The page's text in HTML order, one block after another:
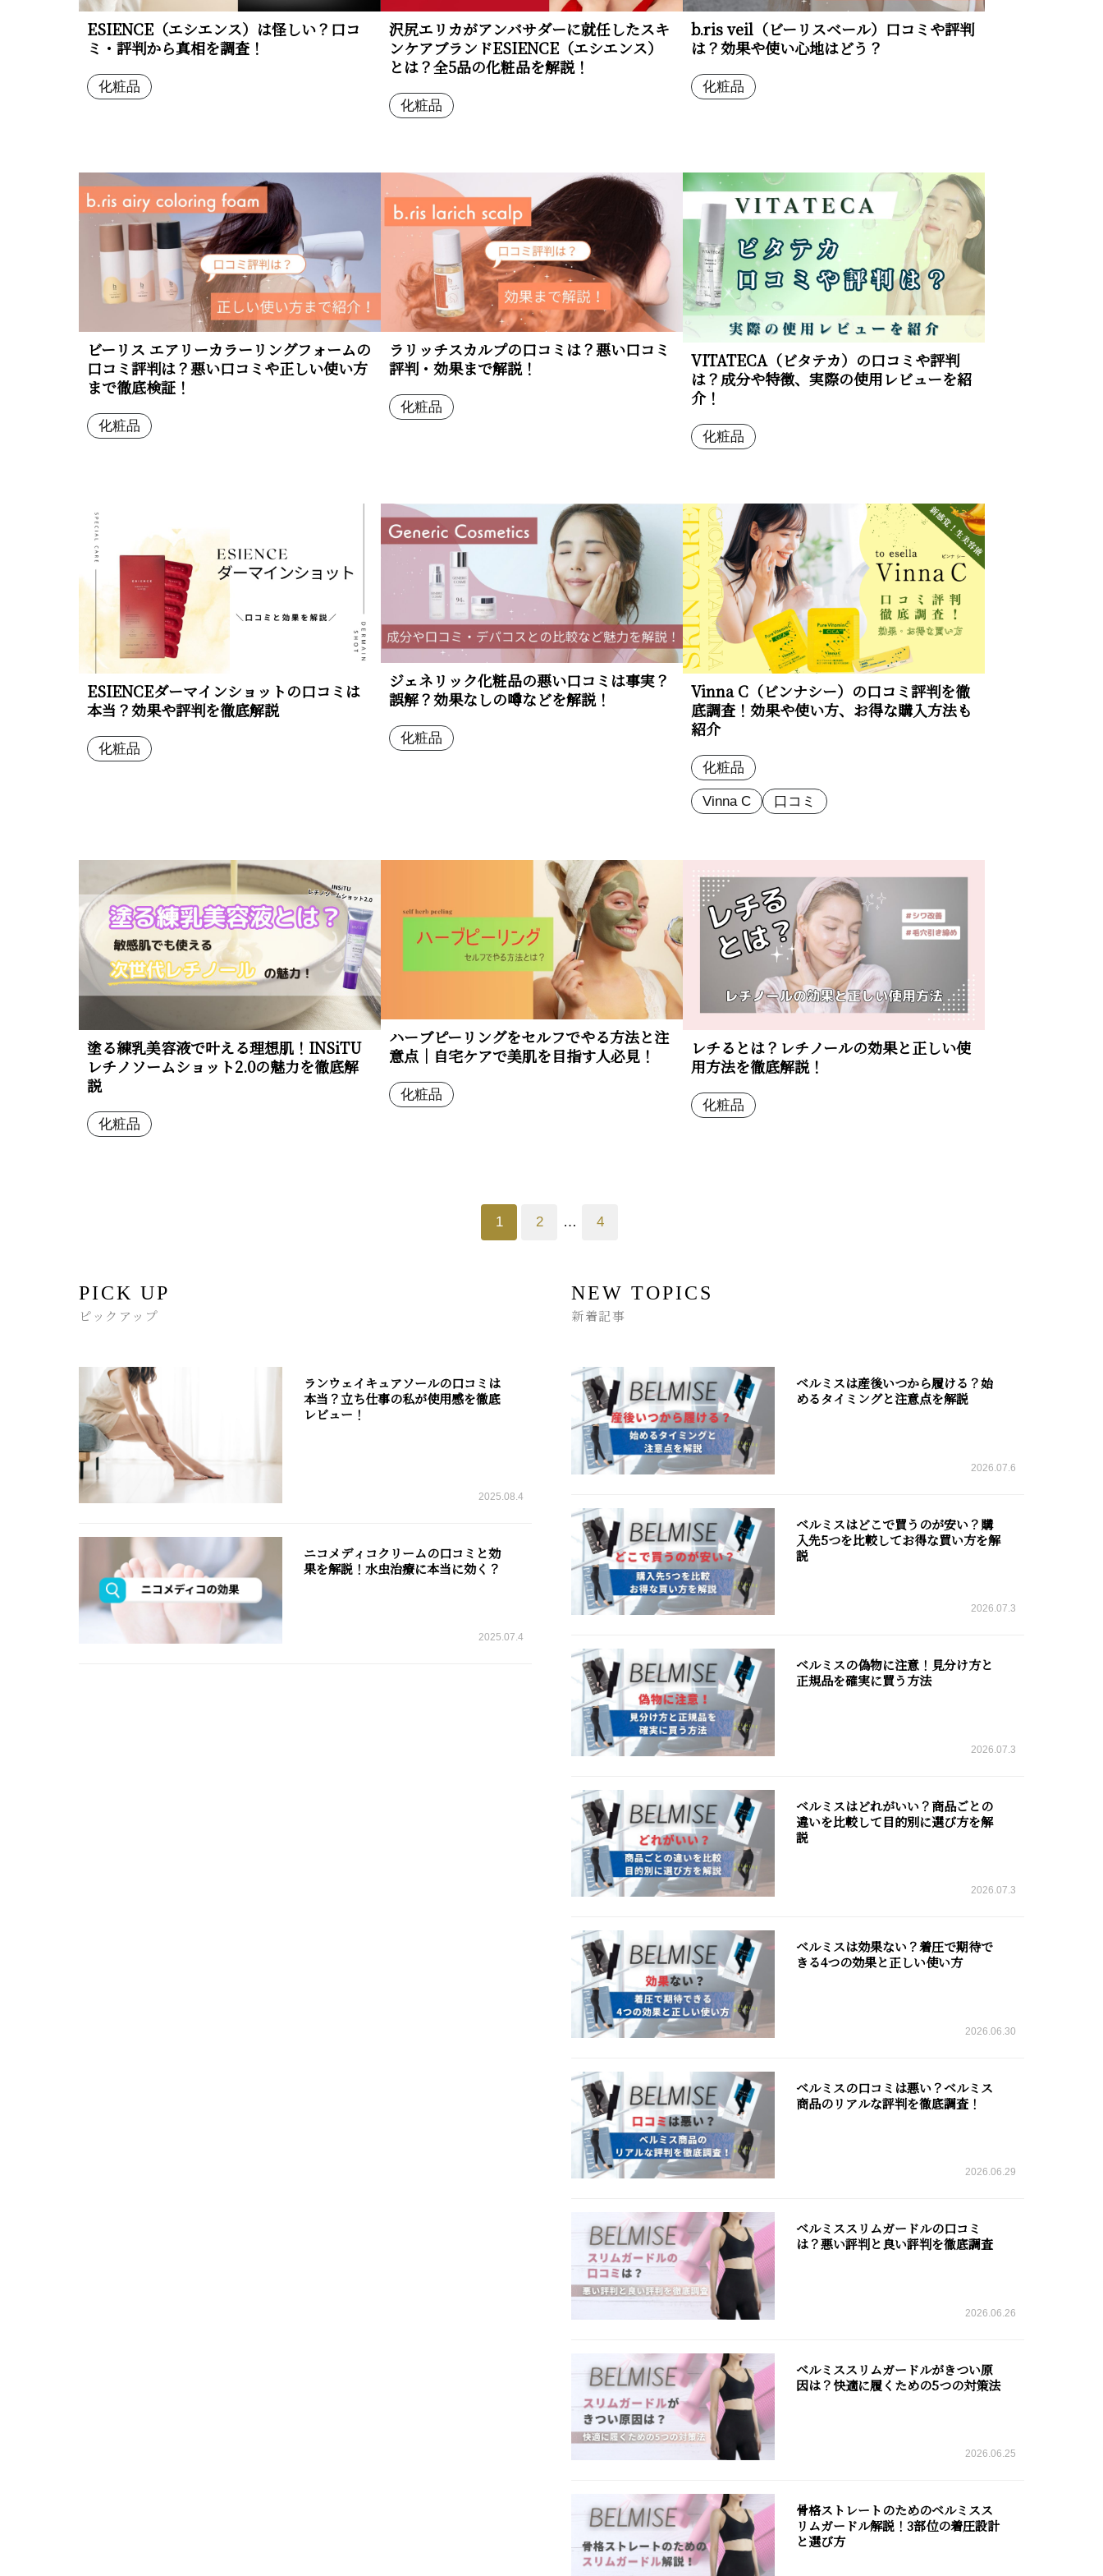
ESIENCE（エシエンス）は怪しい？口コ
ミ・評判から真相を調査！
化粧品
沢尻エリカがアンバサダーに就任したスキ
ンケアブランドESIENCE（エシエンス）
とは？全5品の化粧品を解説！
化粧品
b.ris veil（ビーリスベール）口コミや評判
は？効果や使い心地はどう？
化粧品
ビーリス エアリーカラーリングフォームの
口コミ評判は？悪い口コミや正しい使い方
まで徹底検証！
化粧品
ラリッチスカルプの口コミは？悪い口コミ
評判・効果まで解説！
化粧品
VITATECA（ビタテカ）の口コミや評判
は？成分や特徴、実際の使用レビューを紹
介！
化粧品
ESIENCEダーマインショットの口コミは
本当？効果や評判を徹底解説
化粧品
ジェネリック化粧品の悪い口コミは事実？
誤解？効果なしの噂などを解説！
化粧品
Vinna C（ビンナシー）の口コミ評判を徹
底調査！効果や使い方、お得な購入方法も
紹介
化粧品
Vinna C 口コミ
塗る練乳美容液で叶える理想肌！INSiTU
レチノソームショット2.0の魅力を徹底解
説
化粧品
ハーブピーリングをセルフでやる方法と注
意点｜自宅ケアで美肌を目指す人必見！
化粧品
レチるとは？レチノールの効果と正しい使
用方法を徹底解説！
化粧品
1 2 … 4
PICK UP
ピックアップ
ランウェイキュアソールの口コミは
本当？立ち仕事の私が使用感を徹底
レビュー！
2025.08.4
ニコメディコクリームの口コミと効
果を解説！水虫治療に本当に効く？
2025.07.4
NEW TOPICS
新着記事
ベルミスは産後いつから履ける？始
めるタイミングと注意点を解説
2026.07.6
ベルミスはどこで買うのが安い？購
入先5つを比較してお得な買い方を解
説
2026.07.3
ベルミスの偽物に注意！見分け方と
正規品を確実に買う方法
2026.07.3
ベルミスはどれがいい？商品ごとの
違いを比較して目的別に選び方を解
説
2026.07.3
ベルミスは効果ない？着圧で期待で
きる4つの効果と正しい使い方
2026.06.30
ベルミスの口コミは悪い？ベルミス
商品のリアルな評判を徹底調査！
2026.06.29
ベルミススリムガードルの口コミ
は？悪い評判と良い評判を徹底調査
2026.06.26
ベルミススリムガードルがきつい原
因は？快適に履くための5つの対策法
2026.06.25
骨格ストレートのためのベルミスス
リムガードル解説！3部位の着圧設計
と選び方